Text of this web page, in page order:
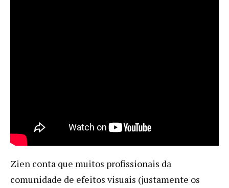
Zien conta que muitos profissionais da
comunidade de efeitos visuais (justamente os